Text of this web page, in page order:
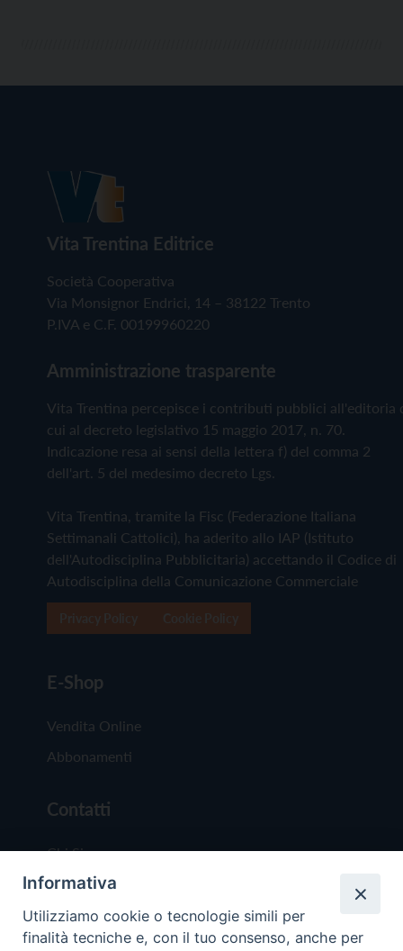
Vita Trentina Editrice
Società Cooperativa
Via Monsignor Endrici, 14 – 38122 Trento
P.IVA e C.F. 00199960220
Amministrazione trasparente
Vita Trentina percepisce i contributi pubblici all'editoria
cui al decreto legislativo 15 maggio 2017, n. 70.
Indicazione resa ai sensi della lettera f) del comma 2
dell'art. 5 del medesimo decreto Lgs.
Vita Trentina, tramite la Fisc (Federazione Italiana
Settimanali Cattolici), ha aderito allo IAP (Istituto
dell'Autodisciplina Pubblicitaria) accettando il Codice di
Autodisciplina della Comunicazione Commerciale
E-Shop
Vendita Online
Abbonamenti
Contatti
Chi Siamo
Redazione
Scrivici
Informativa
Utilizziamo cookie o tecnologie simili per
finalità tecniche e, con il tuo consenso, anche per